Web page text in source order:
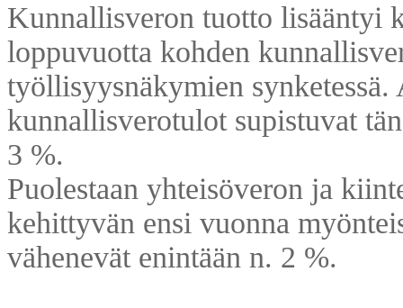
Kunnallisveron tuotto lisääntyi
loppuvuotta kohden
työllisyysnäkymien
kunnallisverotulot supistuvat
3 %.
Puolestaan yhteisöveron ja
kehittyvän ensi vuonna
vähenevät enintään n. 2 %.